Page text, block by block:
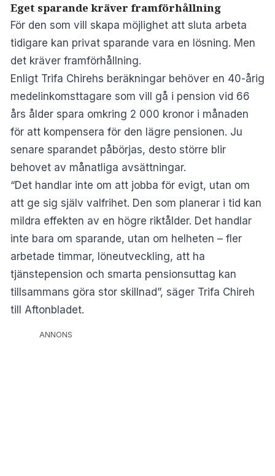
Eget sparande kräver framförhållning
För den som vill skapa möjlighet att sluta arbeta
tidigare kan privat sparande vara en lösning. Men
det kräver framförhållning.
Enligt Trifa Chirehs beräkningar behöver en 40-årig
medelinkomsttagare som vill gå i pension vid 66
års ålder spara omkring 2 000 kronor i månaden
för att kompensera för den lägre pensionen. Ju
senare sparandet påbörjas, desto större blir
behovet av månatliga avsättningar.
“Det handlar inte om att jobba för evigt, utan om
att ge sig själv valfrihet. Den som planerar i tid kan
mildra effekten av en högre riktålder. Det handlar
inte bara om sparande, utan om helheten – fler
arbetade timmar, löneutveckling, att ha
tjänstepension och smarta pensionsuttag kan
tillsammans göra stor skillnad”, säger Trifa Chireh
till Aftonbladet.
ANNONS